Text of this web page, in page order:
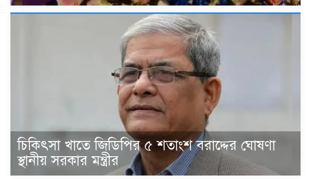
চিকিৎসা খাতে জিডিপির ৫ শতাংশ বরাদ্দের ঘোষণা
স্থানীয় সরকার মন্ত্রীর